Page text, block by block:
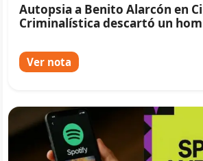
Autopsia a Benito Alarcón en
Criminalística descartó un
Ver nota